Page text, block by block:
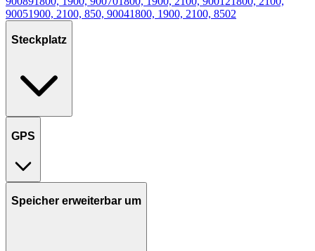
90051900, 2100, 850, 90041800, 1900, 2100, 8502
Steckplatz
GPS
Speicher erweiterbar um